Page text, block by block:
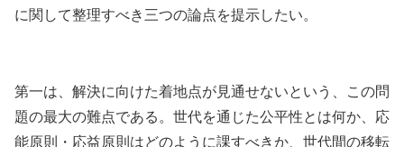
に関して整理すべき三つの論点を提示したい。
第一は、解決に向けた着地点が見通せないという、この問
題の最大の難点である。世代を通じた公平性とは何か、応
能原則・応益原則はどのように課すべきか、世代間の移転